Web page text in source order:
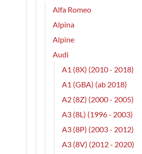
Alfa Romeo
Alpina
Alpine
Audi
A1 (8X) (2010 - 2018)
A1 (GBA) (ab 2018)
A2 (8Z) (2000 - 2005)
A3 (8L) (1996 - 2003)
A3 (8P) (2003 - 2012)
A3 (8V) (2012 - 2020)